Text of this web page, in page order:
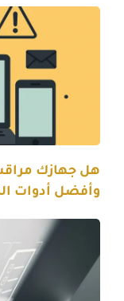
هل جهازك
وأفضل أدوات